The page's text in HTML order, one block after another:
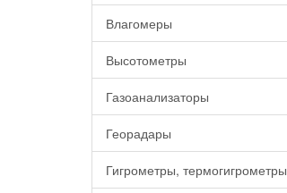
Влагомеры
Высотометры
Газоанализаторы
Георадары
Гигрометры, термогигрометры